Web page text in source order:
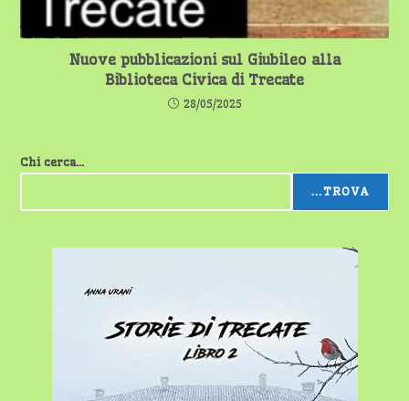
Nuove pubblicazioni sul Giubileo alla
Biblioteca Civica di Trecate
28/05/2025
Chi cerca...
...TROVA